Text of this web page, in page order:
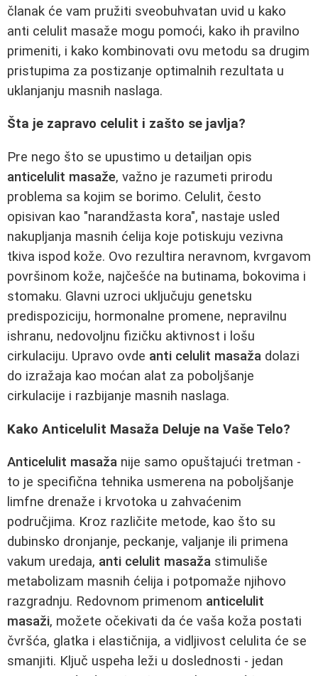
članak će vam pružiti sveobuhvatan uvid u kako
anti celulit masaže mogu pomoći, kako ih pravilno
primeniti, i kako kombinovati ovu metodu sa drugim
pristupima za postizanje optimalnih rezultata u
uklanjanju masnih naslaga.
Šta je zapravo celulit i zašto se javlja?
Pre nego što se upustimo u detailjan opis
anticelulit masaže, važno je razumeti prirodu
problema sa kojim se borimo. Celulit, često
opisivan kao "narandžasta kora", nastaje usled
nakupljanja masnih ćelija koje potiskuju vezivna
tkiva ispod kože. Ovo rezultira neravnom, kvrgavom
površinom kože, najčešće na butinama, bokovima i
stomaku. Glavni uzroci uključuju genetsku
predispoziciju, hormonalne promene, nepravilnu
ishranu, nedovoljnu fizičku aktivnost i lošu
cirkulaciju. Upravo ovde anti celulit masaža dolazi
do izražaja kao moćan alat za poboljšanje
cirkulacije i razbijanje masnih naslaga.
Kako Anticelulit Masaža Deluje na Vaše Telo?
Anticelulit masaža nije samo opuštajući tretman -
to je specifična tehnika usmerena na poboljšanje
limfne drenaže i krvotoka u zahvaćenim
područjima. Kroz različite metode, kao što su
dubinsko dronjanje, peckanje, valjanje ili primena
vakum uredaja, anti celulit masaža stimuliše
metabolizam masnih ćelija i potpomaže njihovo
razgradnju. Redovnom primenom anticelulit
masaži, možete očekivati da će vaša koža postati
čvršća, glatka i elastičnija, a vidljivost celulita će se
smanjiti. Ključ uspeha leži u doslednosti - jedan